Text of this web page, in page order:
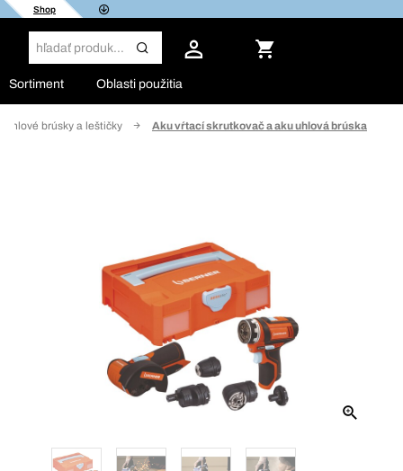
Shop
Sortiment Oblasti použitia
uhlové brúsky a leštičky Aku vŕtací skrutkovač a aku uhlová brúska